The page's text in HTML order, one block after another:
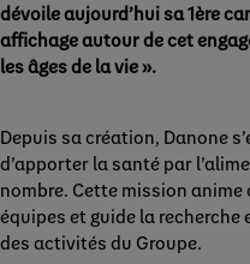
dévoile aujourd’hui sa 1ère
affichage autour de cet
les âges de la vie ».
Depuis sa création, Danone
d’apporter la santé par
nombre. Cette mission anime
équipes et guide la recherche
des activités du Groupe.